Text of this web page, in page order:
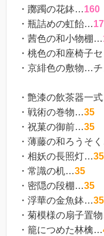
・躑躅の花鉢…160
・瓶詰めの虹飴…
・茜色の和小物棚…
・桃色の和座椅子
・京緋色の敷物…
・艶漆の飲茶器一
・戦術の巻物…35
・祝菓の御前…35
・薄藤の和ろうそ
・相妖の長照灯…35
・常識の机…35
・密隠の段棚…35
・浮華の金魚鉢…35
・菊模様の扇子置
・籠につめた林檎…